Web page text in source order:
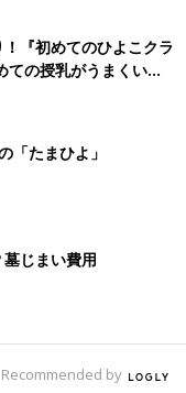
『初めてのひよこクラ
ての授乳がうまくい
夏のトラブル 解決テ
「たまひよ」
じまい費用
Recommended by